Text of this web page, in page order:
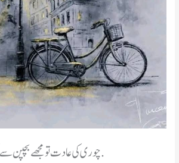
چوری کی عادت تو مجهے بچپن سے تهی.